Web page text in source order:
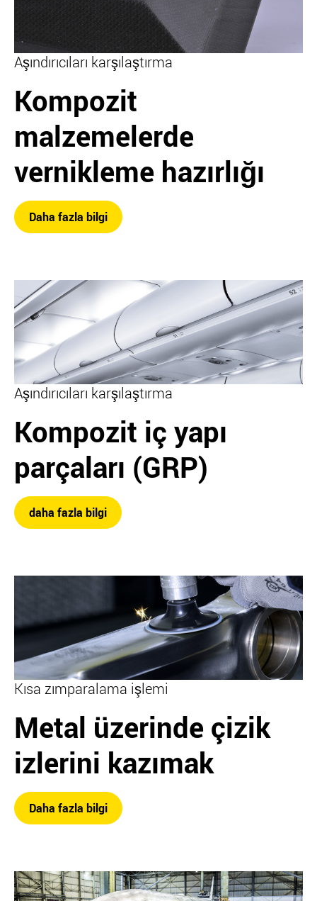
Aşındırıcıları karşılaştırma
Kompozit
malzemelerde
vernikleme hazırlığı
Daha fazla bilgi
Aşındırıcıları karşılaştırma
Kompozit iç yapı
parçaları (GRP)
daha fazla bilgi
Kısa zımparalama işlemi
Metal üzerinde çizik
izlerini kazımak
Daha fazla bilgi